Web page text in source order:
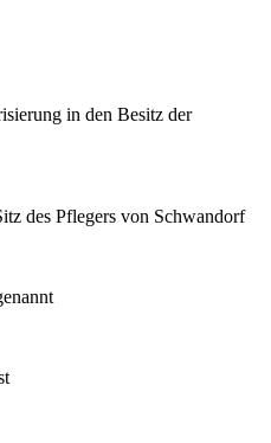
in den Besitz der
des Pflegers von Schwandorf